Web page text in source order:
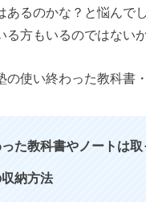
あるのかな？と悩んで
方もいるのではない
の使い終わった教科書
た教科書やノートは
納方法